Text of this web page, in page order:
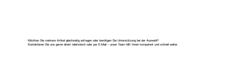
Möchten Sie mehrere Artikel gleichzeitig anfragen oder benötigen Sie Unterstützung bei der Auswahl?
Kontaktieren Sie uns gerne direkt telefonisch oder per E-Mail – unser Team hilft Ihnen kompetent und schnell weiter.